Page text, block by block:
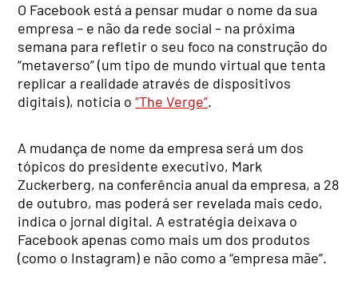
O Facebook está a pensar mudar o nome da sua
empresa – e não da rede social – na próxima
semana para refletir o seu foco na construção do
“metaverso” (um tipo de mundo virtual que tenta
replicar a realidade através de dispositivos
digitais), noticia o“The Verge”.
A mudança de nome da empresa será um dos
tópicos do presidente executivo, Mark
Zuckerberg, na conferência anual da empresa, a 28
de outubro, mas poderá ser revelada mais cedo,
indica o jornal digital. A estratégia deixava o
Facebook apenas como mais um dos produtos
(como o Instagram) e não como a “empresa mãe”.